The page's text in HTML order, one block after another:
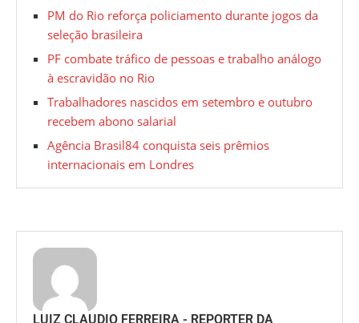
PM do Rio reforça policiamento durante jogos da
seleção brasileira
PF combate tráfico de pessoas e trabalho análogo
à escravidão no Rio
Trabalhadores nascidos em setembro e outubro
recebem abono salarial
Agência Brasil84 conquista seis prêmios
internacionais em Londres
LUIZ CLAUDIO FERREIRA - REPORTER DA